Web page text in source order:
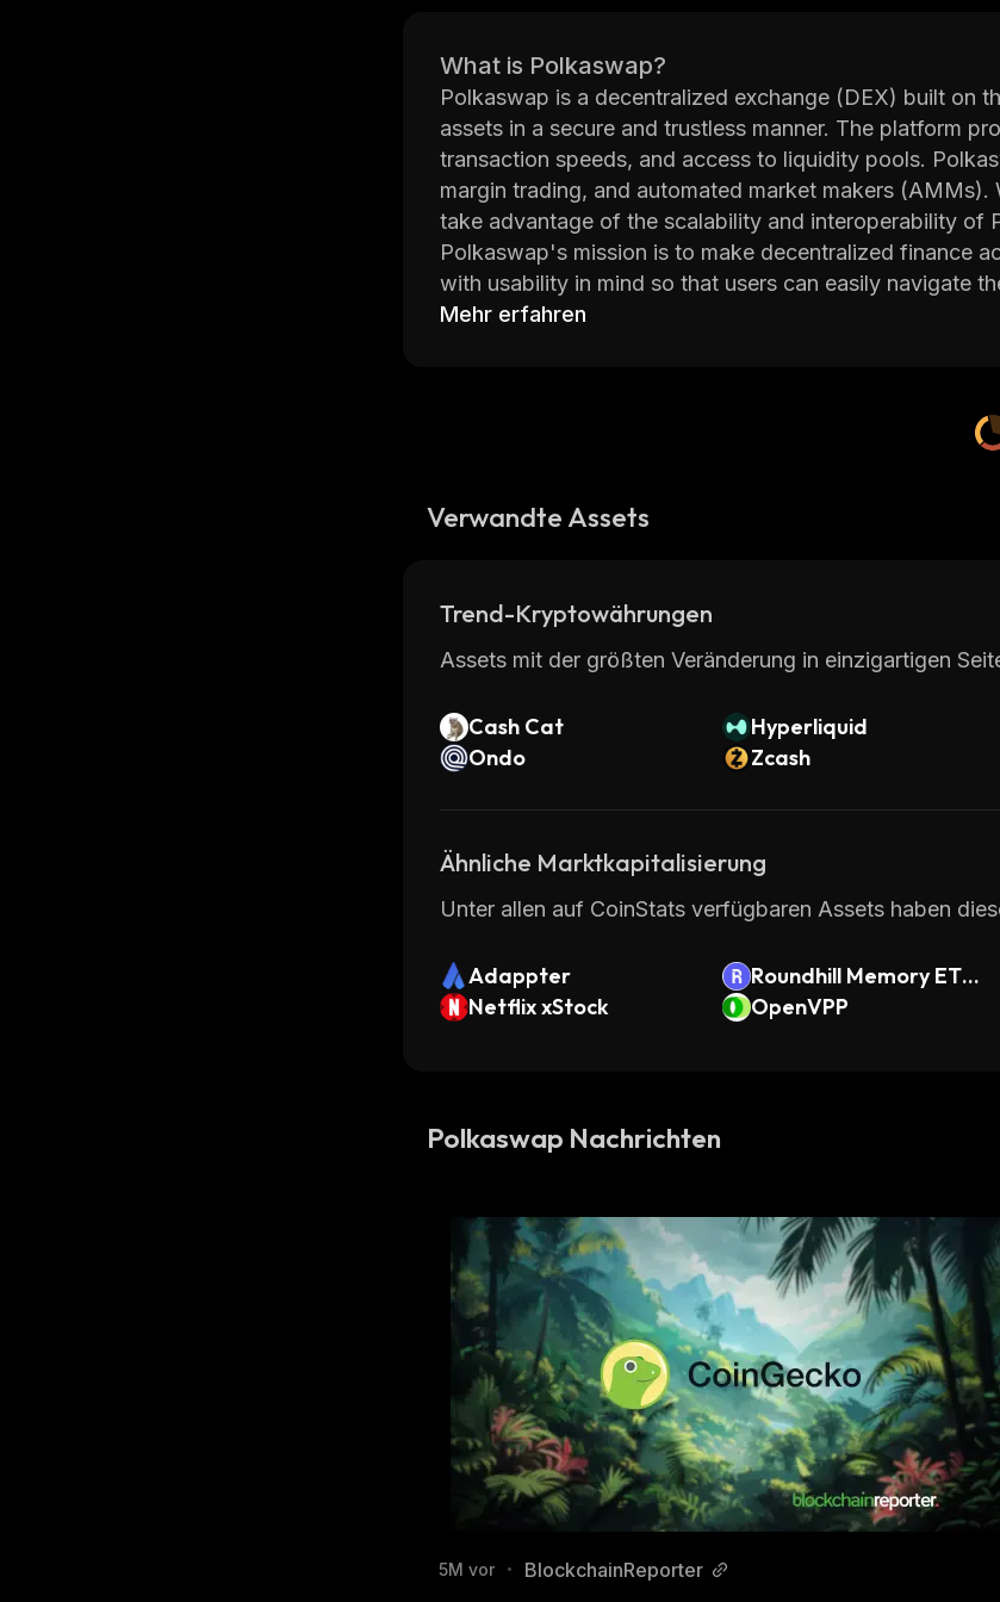
What is Polkaswap?
Polkaswap is a decentralized exchange (DEX) built on
assets in a secure and trustless manner. The platform
transaction speeds, and access to liquidity pools.
margin trading, and automated market makers
take advantage of the scalability and interoperability of
Polkaswap's mission is to make decentralized finance
with usability in mind so that users can easily navigate
implemented several security measures including two-
platform that will revolutionize the way people trade
Mehr erfahren
Verwandte Assets
Trend-Kryptowährungen
Assets mit der größten Veränderung in einzigartigen
Cash Cat Hyperliquid
Ondo
Zcash
Ähnliche Marktkapitalisierung
Unter allen auf CoinStats verfügbaren Assets haben
Adappter
Roundhill Memory ETF
(Backpack Securities)
Netflix xStock
OpenVPP
Polkaswap Nachrichten
5M vor • BlockchainReporter